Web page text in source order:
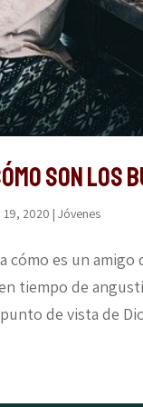
SON LOS
19, 2020 |Jóvenes
cómo es un
tiempo de
de vista de